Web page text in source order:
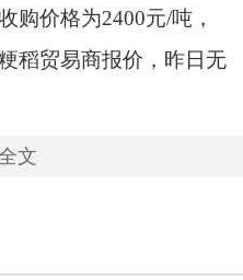
价格为2400元/吨，
稻贸易商报价，昨日无
文